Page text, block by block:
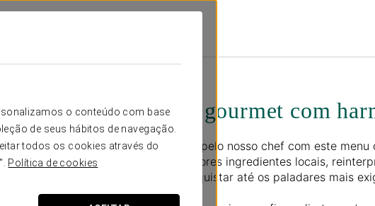
o conteúdo com base
de seus hábitos de navegação.
todos os cookies através do
Política de cookies
Experiência gourmet com
Deixe-se surpreender pelo nosso chef com este menu
homenagem aos melhores ingredientes locais,
criatividade para conquistar até os paladares mais